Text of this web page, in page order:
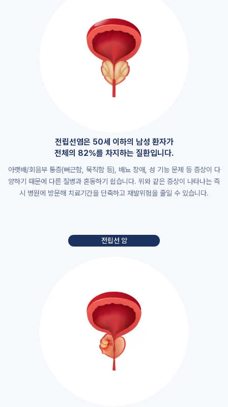
전립선염은 50세 이하의 남성 환자가
전체의 82%를 차지하는 질환입니다.
아랫배/회음부 통증(뻐근함, 묵직함 등), 배뇨 장애, 성 기능 문제 등 증상이 다
양하기 때문에 다른 질병과 혼동하기 쉽습니다. 위와 같은 증상이 나타나는 즉
시 병원에 방문해 치료기간을 단축하고 재발위험을 줄일 수 있습니다.
전립선 암